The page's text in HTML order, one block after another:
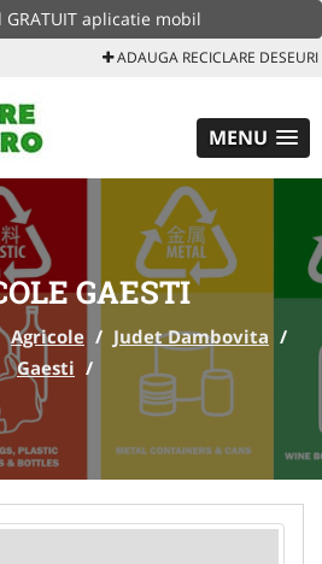
aplicatie mobil
ADAUGA RECICLARE DESEURI
MENU
GAESTI
Agricole / Judet Dambovita /
Gaesti /